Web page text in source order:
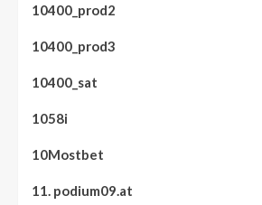
10400_prod2
10400_prod3
10400_sat
1058i
10Mostbet
11. podium09.at